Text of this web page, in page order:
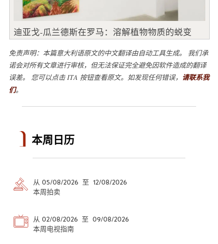
迪亚戈-瓜兰德斯在罗马：溶解植物物质的蜕变
免责声明：本篇意大利语原文的中文翻译由自动工具生成。 我们承
诺会对所有文章进行审核，但无法保证完全避免因软件造成的翻译
误差。 您可以点击 ITA 按钮查看原文。如发现任何错误， 请联系我
们。
本周日历
从 05/08/2026 至 12/08/2026
本周拍卖
从 02/08/2026 至 09/08/2026
本周电视指南